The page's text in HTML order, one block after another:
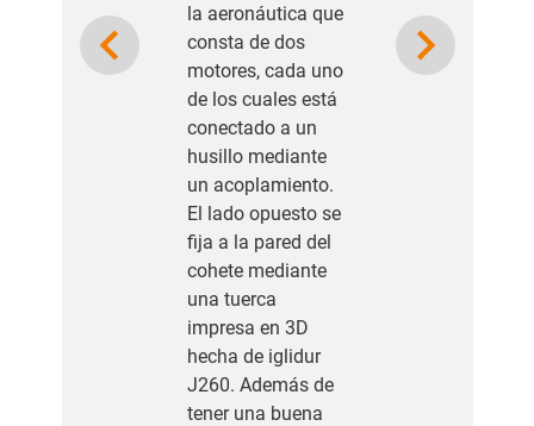
la aeronáutica que
consta de dos
motores, cada uno
de los cuales está
conectado a un
husillo mediante
un acoplamiento.
El lado opuesto se
fija a la pared del
cohete mediante
una tuerca
impresa en 3D
hecha de iglidur
J260. Además de
tener una buena
Previous